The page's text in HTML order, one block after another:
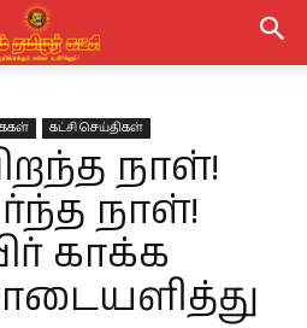
கட்சி செய்திகள்
நாள்!
நாள்!
காக்க